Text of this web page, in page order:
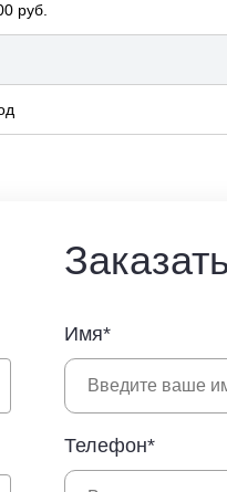
руб.
Имя*
Телефон*